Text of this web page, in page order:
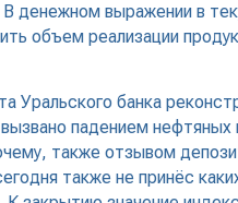
денежном выражении в
объем реализации
банка
падением
также отзывом
также не принёс